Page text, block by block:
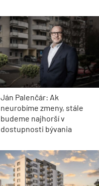
Ján Palenčár: Ak
neurobíme zmeny, stále
budeme najhorší v
dostupnosti bývania